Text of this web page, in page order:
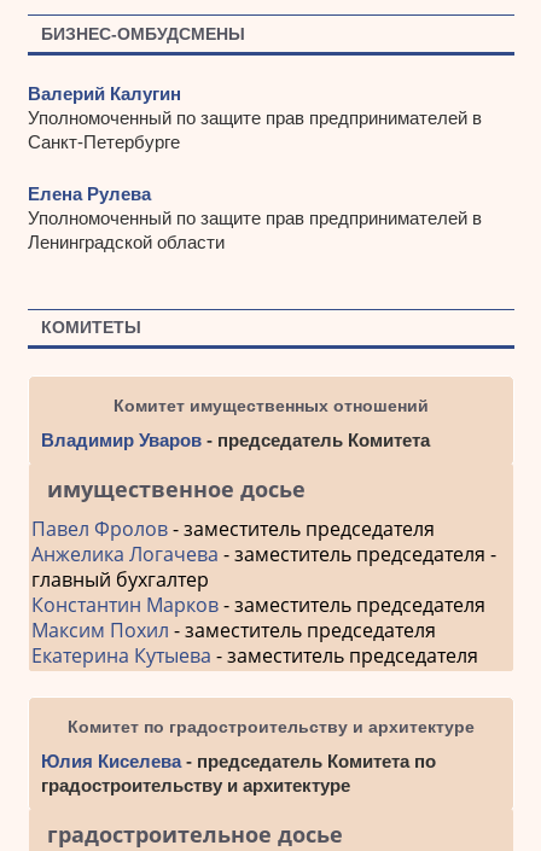
БИЗНЕС-ОМБУДСМЕНЫ
Валерий Калугин
Уполномоченный по защите прав предпринимателей в
Санкт-Петербурге
Елена Рулева
Уполномоченный по защите прав предпринимателей в
Ленинградской области
КОМИТЕТЫ
Комитет имущественных отношений
Владимир Уваров- председатель Комитета
имущественное досье
Павел Фролов- заместитель председателя
Анжелика Логачева - заместитель председателя -
главный бухгалтер
Константин Марков- заместитель председателя
Максим Похил - заместитель председателя
Екатерина Кутыева - заместитель председателя
Комитет по градостроительству и архитектуре
Юлия Киселева- председатель Комитета по
градостроительству и архитектуре
градостроительное досье